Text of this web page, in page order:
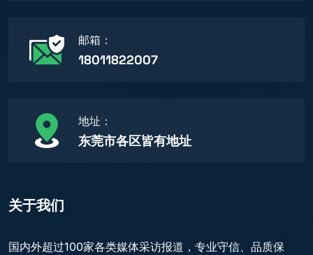
邮箱：
18011822007
地址：
东莞市各区皆有地址
关于我们
国内外超过100家各类媒体采访报道，专业守信、品质保